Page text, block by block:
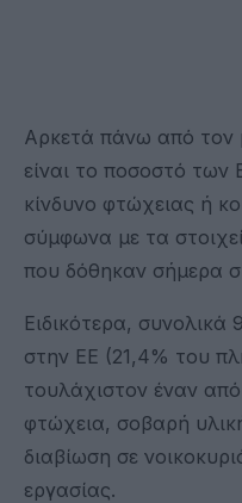
Αρκετά πάνω από τον
είναι το ποσοστό
κίνδυνο φτώχειας ή
σύμφωνα με τα
που δόθηκαν σήμερα
Ειδικότερα,
στην ΕΕ (21,4% του
τουλάχιστον έναν από
φτώχεια, σοβαρή
διαβίωση σε
εργασίας.